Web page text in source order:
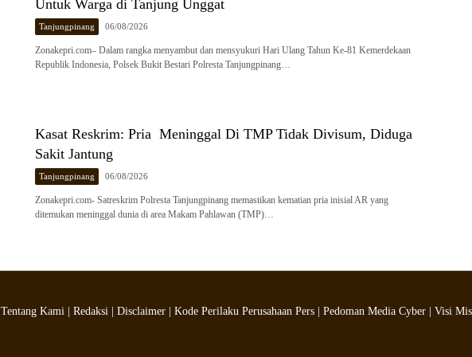
Untuk Warga di Tanjung Unggat
Tanjungpinang 06/08/2026
Zonakepri.com– Dalam rangka menyambut dan mensyukuri Hari Ulang Tahun Ke-81 Kemerdekaan
Republik Indonesia, Polsek Bukit Bestari Polresta Tanjungpinang…
Kasat Reskrim: Pria Meninggal Di TMP Tidak Divisum, Diduga
Sakit Jantung
Tanjungpinang 06/08/2026
Zonakepri.com- Satreskrim Polresta Tanjungpinang memastikan kematian pria inisial AR yang
ditemukan meninggal dunia di area Makam Pahlawan (TMP)…
Tentang Kami Redaksi Disclaimer Kode Perilaku Perusahaan Pers Pedoman Media Cyber Visi